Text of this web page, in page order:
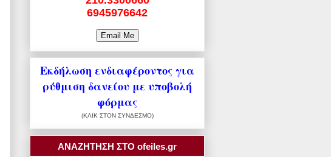
6945976642
Εκδήλωση ενδιαφέροντος για
ρύθμιση δανείου με υποβολή
φόρμας
(ΚΛΙΚ ΣΤΟΝ ΣΥΝΔΕΣΜΟ)
ΑΝΑΖΗΤΗΣΗ ΣΤΟ ofeiles.gr